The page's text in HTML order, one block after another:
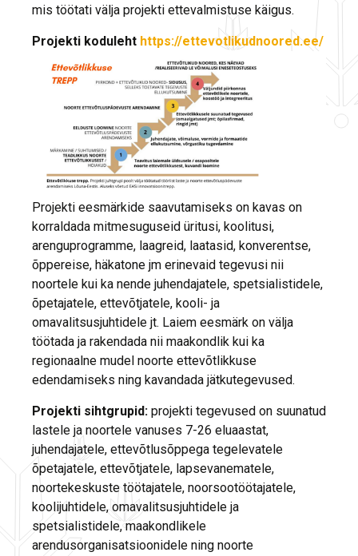
mis töötati välja projekti ettevalmistuse käigus.
Projekti koduleht https://ettevotlikudnoored.ee/
Projekti eesmärkide saavutamiseks on kavas on
korraldada mitmesuguseid üritusi, koolitusi,
arenguprogramme, laagreid, laatasid, konverentse,
õppereise, häkatone jm erinevaid tegevusi nii
noortele kui ka nende juhendajatele, spetsialistidele,
õpetajatele, ettevõtjatele, kooli- ja
omavalitsusjuhtidele jt. Laiem eesmärk on välja
töötada ja rakendada nii maakondlik kui ka
regionaalne mudel noorte ettevõtlikkuse
edendamiseks ning kavandada jätkutegevused.
Projekti sihtgrupid: projekti tegevused on suunatud
lastele ja noortele vanuses 7-26 eluaastat,
juhendajatele, ettevõtlusõppega tegelevatele
õpetajatele, ettevõtjatele, lapsevanematele,
noortekeskuste töötajatele, noorsootöötajatele,
koolijuhtidele, omavalitsusjuhtidele ja
spetsialistidele, maakondlikele
arendusorganisatsioonidele ning noorte